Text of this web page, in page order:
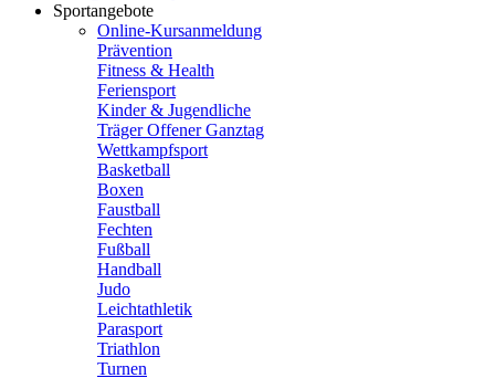
Sportangebote
Online-Kursanmeldung
Prävention
Fitness & Health
Feriensport
Kinder & Jugendliche
Träger Offener Ganztag
Wettkampfsport
Basketball
Boxen
Faustball
Fechten
Fußball
Handball
Judo
Leichtathletik
Parasport
Triathlon
Turnen